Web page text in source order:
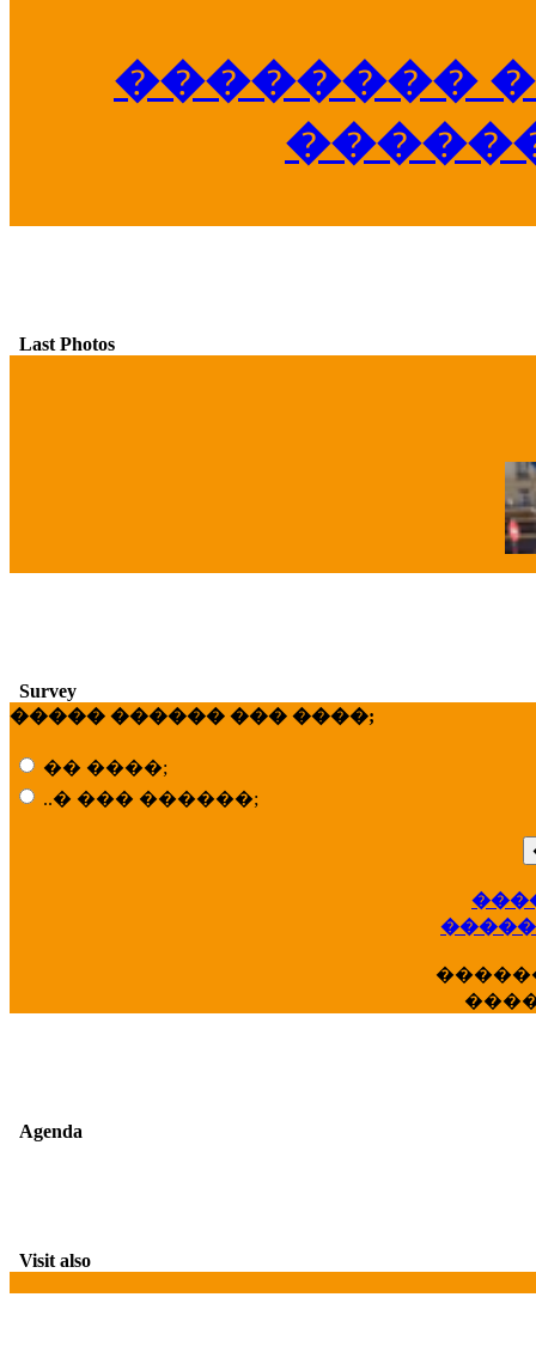
��������
Last Photos
Survey
����� ������ ��� ����;
�� ����;
..� ��� ������;
Agenda
Visit also